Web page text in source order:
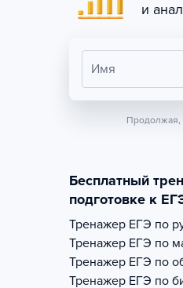
и
Имя
Продолжая,
Бесплатный
подготовке к
Тренажер ЕГЭ по
Тренажер ЕГЭ по
Тренажер ЕГЭ по
Тренажер ЕГЭ по